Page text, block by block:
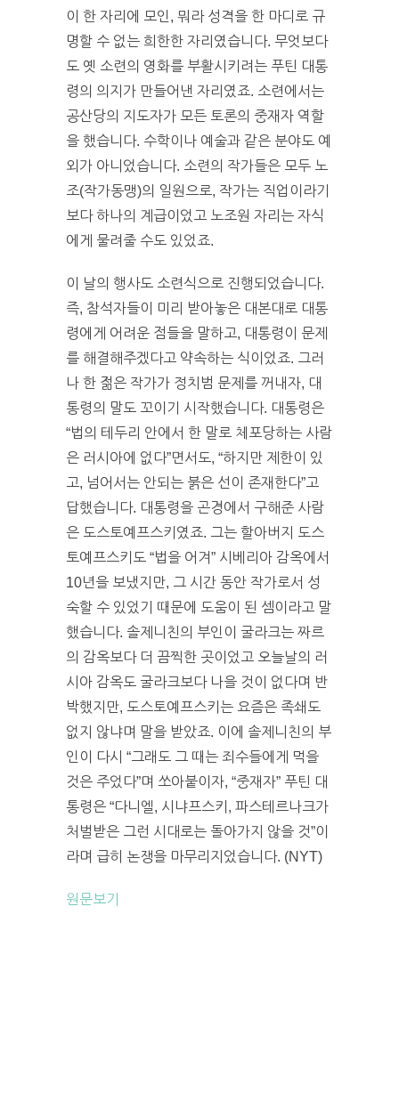
이 한 자리에 모인, 뭐라 성격을 한 마디로 규
명할 수 없는 희한한 자리였습니다. 무엇보다
도 옛 소련의 영화를 부활시키려는 푸틴 대통
령의 의지가 만들어낸 자리였죠. 소련에서는
공산당의 지도자가 모든 토론의 중재자 역할
을 했습니다. 수학이나 예술과 같은 분야도 예
외가 아니었습니다. 소련의 작가들은 모두 노
조(작가동맹)의 일원으로, 작가는 직업이라기
보다 하나의 계급이었고 노조원 자리는 자식
에게 물려줄 수도 있었죠.
이 날의 행사도 소련식으로 진행되었습니다.
즉, 참석자들이 미리 받아놓은 대본대로 대통
령에게 어려운 점들을 말하고, 대통령이 문제
를 해결해주겠다고 약속하는 식이었죠. 그러
나 한 젊은 작가가 정치범 문제를 꺼내자, 대
통령의 말도 꼬이기 시작했습니다. 대통령은
“법의 테두리 안에서 한 말로 체포당하는 사람
은 러시아에 없다”면서도, “하지만 제한이 있
고, 넘어서는 안되는 붉은 선이 존재한다”고
답했습니다. 대통령을 곤경에서 구해준 사람
은 도스토예프스키였죠. 그는 할아버지 도스
토예프스키도 “법을 어겨” 시베리아 감옥에서
10년을 보냈지만, 그 시간 동안 작가로서 성
숙할 수 있었기 때문에 도움이 된 셈이라고 말
했습니다. 솔제니친의 부인이 굴라크는 짜르
의 감옥보다 더 끔찍한 곳이었고 오늘날의 러
시아 감옥도 굴라크보다 나을 것이 없다며 반
박했지만, 도스토예프스키는 요즘은 족쇄도
없지 않냐며 말을 받았죠. 이에 솔제니친의 부
인이 다시 “그래도 그 때는 죄수들에게 먹을
것은 주었다”며 쏘아붙이자, “중재자” 푸틴 대
통령은 “다니엘, 시냐프스키, 파스테르나크가
처벌받은 그런 시대로는 돌아가지 않을 것”이
라며 급히 논쟁을 마무리지었습니다. (NYT)
원문보기